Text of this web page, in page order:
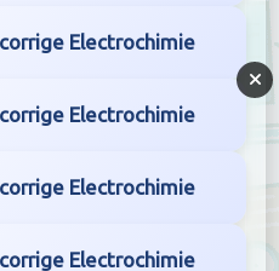
Electrochimie
Electrochimie
Electrochimie
Electrochimie